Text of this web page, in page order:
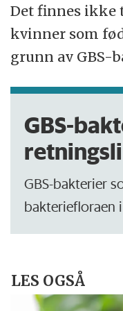
Det finnes ikke
kvinner som
grunn av GBS-
GBS-
GBS-bakterier
bakteriefloraen
ble første gang
blodforgiftning
LES OGSÅ